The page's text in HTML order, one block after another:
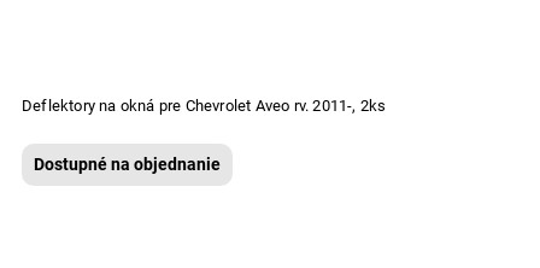
Deflektory na okná pre Chevrolet Aveo rv. 2011-, 2ks
Dostupné na objednanie